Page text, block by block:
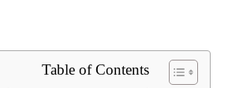
Table of Contents